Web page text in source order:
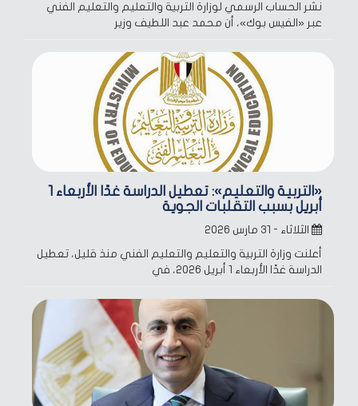
نشر الحساب الرسمي لوزارة التربية والتعليم والتعليم الفني
عبر «الفيس بوك»، أن محمد عبد اللطيف وزير
«التربية والتعليم»: تعطيل الدراسة غدًا الأربعاء 1
أبريل بسبب التقلبات الجوية
الثلاثاء - ٣١ مارس ٢٠٢٦
أعلنت وزارة التربية والتعليم والتعليم الفني منذ قليل، تعطيل
الدراسة غدًا الأربعاء 1 أبريل 2026، في